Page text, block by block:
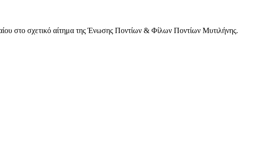
στο σχετικό αίτημα της Ένωσης Ποντίων & Φίλων Ποντίων Μυτιλήνης.